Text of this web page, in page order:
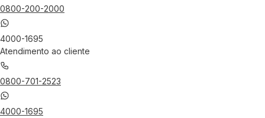
0800-200-2000
4000-1695
Atendimento ao cliente
0800-701-2523
4000-1695